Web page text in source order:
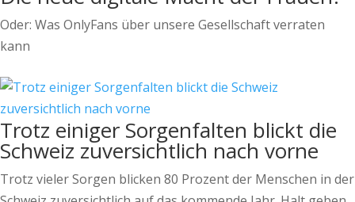
Oder: Was OnlyFans über unsere Gesellschaft verraten
kann
Trotz einiger Sorgenfalten blickt die
Schweiz zuversichtlich nach vorne
Trotz vieler Sorgen blicken 80 Prozent der Menschen in der